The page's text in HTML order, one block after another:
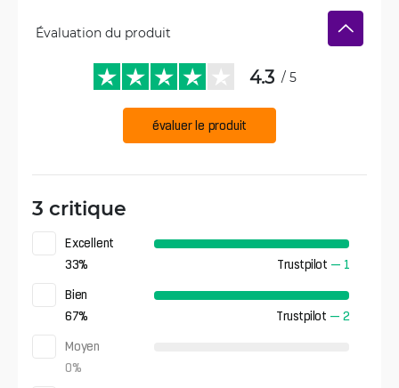
Évaluation du produit
4.3 / 5
évaluer le produit
3 critique
Excellent
33% Trustpilot — 1
Bien
67% Trustpilot — 2
Moyen
0%